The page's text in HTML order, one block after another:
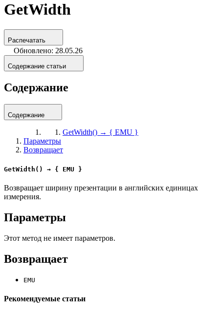
GetWidth
Распечатать
Обновлено: 28.05.26
Содержание статьи
Содержание
Содержание
GetWidth() → { EMU }
Параметры
Возвращает
GetWidth() → { EMU }
Возвращает ширину презентации в английских единицах
измерения.
Параметры
Этот метод не имеет параметров.
Возвращает
EMU
Рекомендуемые статьи